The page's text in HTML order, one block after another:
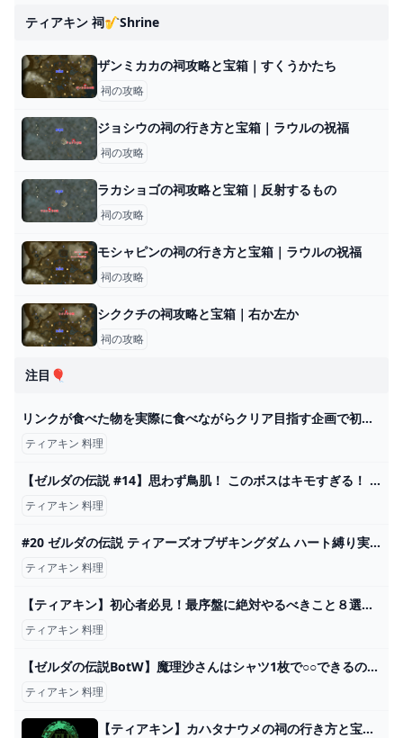
ティアキン 祠🎷shrine
ザンミカカの祠攻略と宝箱｜すくうかたち
祠の攻略
ジョシウの祠の行き方と宝箱｜ラウルの祝福
祠の攻略
ラカショゴの祠攻略と宝箱｜反射するもの
祠の攻略
モシャピンの祠の行き方と宝箱｜ラウルの祝福
祠の攻略
シククチの祠攻略と宝箱｜右か左か
祠の攻略
注目🎈
リンクが食べた物を実際に食べながらクリア目指す企画で初ライネルに挑んでみた！【ティアキン】【料理】【ゼルダの伝説ティアーズオブザキングダム】Part9 - YouTube
ティアキン 料理
【ゼルダの伝説 #14】思わず鳥肌！ このボスはキモすぎる！ ティアキングルメ旅！【ティアキン】【ゆっくり実況】 - YouTube
ティアキン 料理
#20 ゼルダの伝説 ティアーズオブザキングダム ハート縛り実況⚔️料理コンプ・ライネルラッシュなど【ゼルダの伝説TotK ティアキン】 - YouTube
ティアキン 料理
【ティアキン】初心者必見！最序盤に絶対やるべきこと８選【ゼルダの伝説ティアーズオブザキングダム】【ゆっくり】 - YouTube
ティアキン 料理
【ゼルダの伝説BotW】魔理沙さんはシャツ1枚で○○できるのか？ 番外編【ゆっくり実況】 - YouTube
ティアキン 料理
【ティアキン】カハタナウメの祠の行き方と宝箱｜ラウルの祝福【ゼルダの伝説ティアーズオブザキングダム】